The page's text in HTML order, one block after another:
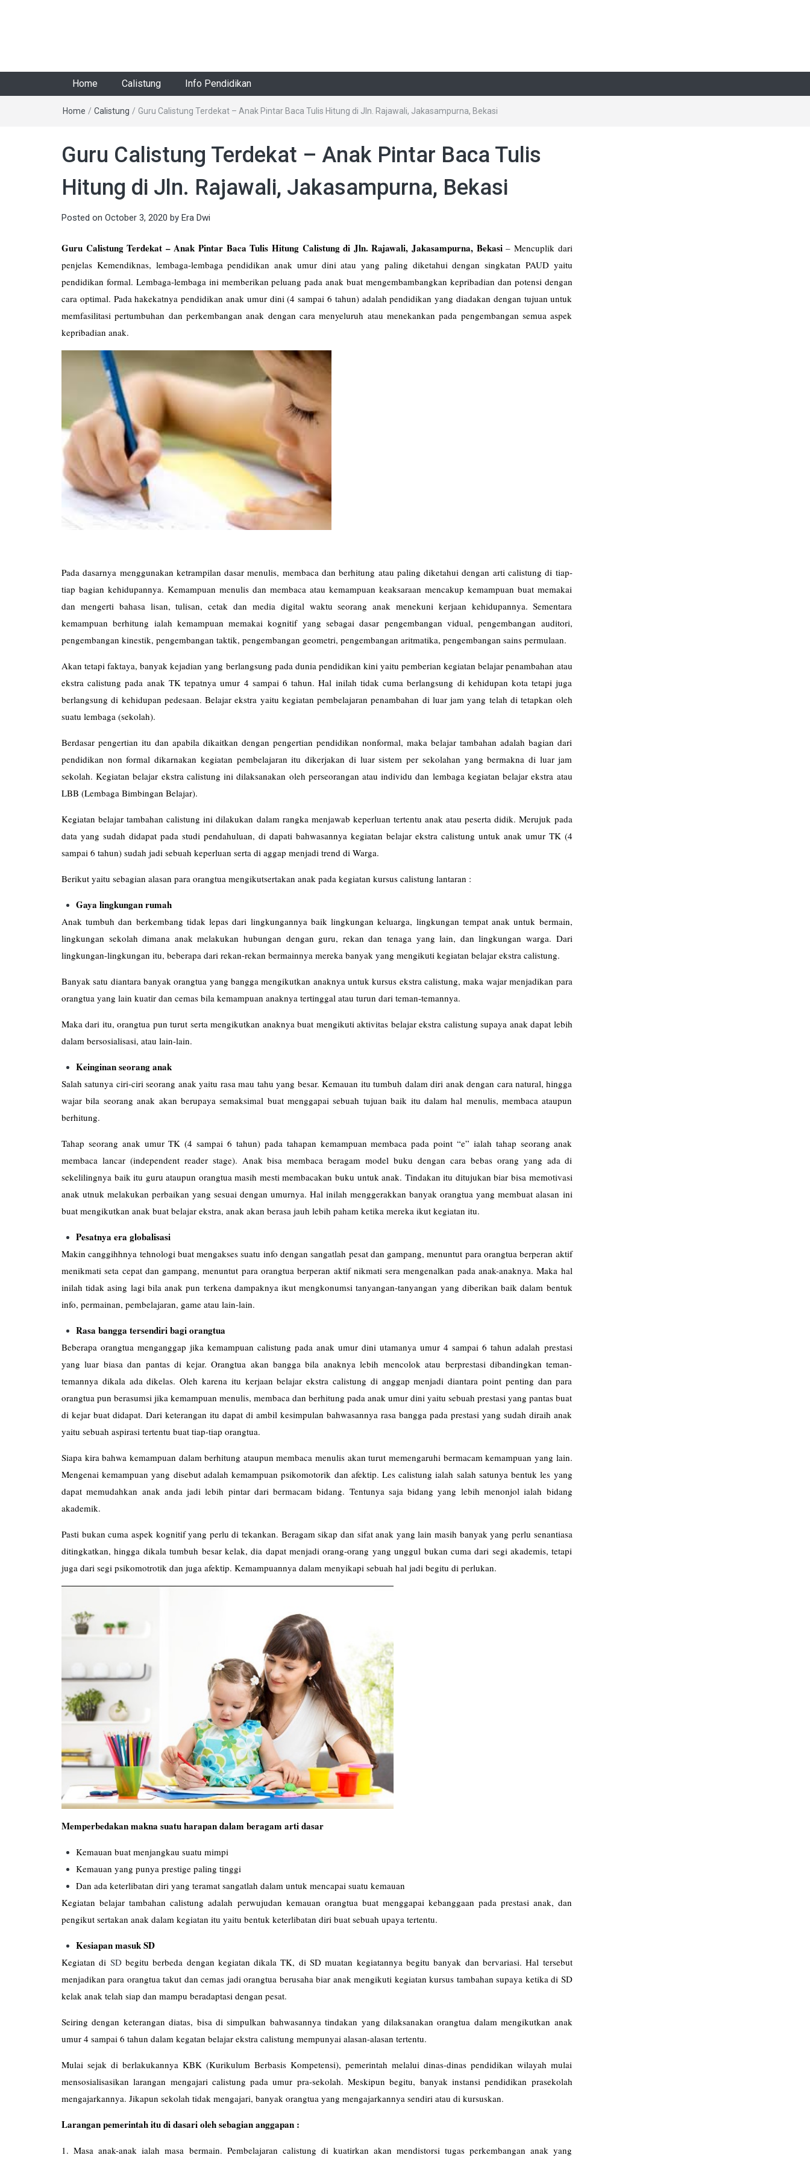
Home Calistung Info Pendidikan
Home / Calistung / Guru Calistung Terdekat – Anak Pintar Baca Tulis Hitung di Jln. Rajawali, Jakasampurna, Bekasi
Guru Calistung Terdekat – Anak Pintar Baca Tulis
Hitung di Jln. Rajawali, Jakasampurna, Bekasi
Posted on October 3, 2020 by Era Dwi
Guru Calistung Terdekat – Anak Pintar Baca Tulis Hitung Calistung di Jln. Rajawali, Jakasampurna, Bekasi– Mencuplik dari
penjelas Kemendiknas, lembaga-lembaga pendidikan anak umur dini atau yang paling diketahui dengan singkatan PAUD yaitu
pendidikan formal. Lembaga-lembaga ini memberikan peluang pada anak buat mengembambangkan kepribadian dan potensi dengan
cara optimal. Pada hakekatnya pendidikan anak umur dini (4 sampai 6 tahun) adalah pendidikan yang diadakan dengan tujuan untuk
memfasilitasi pertumbuhan dan perkembangan anak dengan cara menyeluruh atau menekankan pada pengembangan semua aspek
kepribadian anak.
Pada dasarnya menggunakan ketrampilan dasar menulis, membaca dan berhitung atau paling diketahui dengan arti calistung di tiap-
tiap bagian kehidupannya. Kemampuan menulis dan membaca atau kemampuan keaksaraan mencakup kemampuan buat memakai
dan mengerti bahasa lisan, tulisan, cetak dan media digital waktu seorang anak menekuni kerjaan kehidupannya. Sementara
kemampuan berhitung ialah kemampuan memakai kognitif yang sebagai dasar pengembangan vidual, pengembangan auditori,
pengembangan kinestik, pengembangan taktik, pengembangan geometri, pengembangan aritmatika, pengembangan sains permulaan.
Akan tetapi faktaya, banyak kejadian yang berlangsung pada dunia pendidikan kini yaitu pemberian kegiatan belajar penambahan atau
ekstra calistung pada anak TK tepatnya umur 4 sampai 6 tahun. Hal inilah tidak cuma berlangsung di kehidupan kota tetapi juga
berlangsung di kehidupan pedesaan. Belajar ekstra yaitu kegiatan pembelajaran penambahan di luar jam yang telah di tetapkan oleh
suatu lembaga (sekolah).
Berdasar pengertian itu dan apabila dikaitkan dengan pengertian pendidikan nonformal, maka belajar tambahan adalah bagian dari
pendidikan non formal dikarnakan kegiatan pembelajaran itu dikerjakan di luar sistem per sekolahan yang bermakna di luar jam
sekolah. Kegiatan belajar ekstra calistung ini dilaksanakan oleh perseorangan atau individu dan lembaga kegiatan belajar ekstra atau
LBB (Lembaga Bimbingan Belajar).
Kegiatan belajar tambahan calistung ini dilakukan dalam rangka menjawab keperluan tertentu anak atau peserta didik. Merujuk pada
data yang sudah didapat pada studi pendahuluan, di dapati bahwasannya kegiatan belajar ekstra calistung untuk anak umur TK (4
sampai 6 tahun) sudah jadi sebuah keperluan serta di aggap menjadi trend di Warga.
Berikut yaitu sebagian alasan para orangtua mengikutsertakan anak pada kegiatan kursus calistung lantaran :
Gaya lingkungan rumah
Anak tumbuh dan berkembang tidak lepas dari lingkungannya baik lingkungan keluarga, lingkungan tempat anak untuk bermain,
lingkungan sekolah dimana anak melakukan hubungan dengan guru, rekan dan tenaga yang lain, dan lingkungan warga. Dari
lingkungan-lingkungan itu, beberapa dari rekan-rekan bermainnya mereka banyak yang mengikuti kegiatan belajar ekstra calistung.
Banyak satu diantara banyak orangtua yang bangga mengikutkan anaknya untuk kursus ekstra calistung, maka wajar menjadikan para
orangtua yang lain kuatir dan cemas bila kemampuan anaknya tertinggal atau turun dari teman-temannya.
Maka dari itu, orangtua pun turut serta mengikutkan anaknya buat mengikuti aktivitas belajar ekstra calistung supaya anak dapat lebih
dalam bersosialisasi, atau lain-lain.
Keinginan seorang anak
Salah satunya ciri-ciri seorang anak yaitu rasa mau tahu yang besar. Kemauan itu tumbuh dalam diri anak dengan cara natural, hingga
wajar bila seorang anak akan berupaya semaksimal buat menggapai sebuah tujuan baik itu dalam hal menulis, membaca ataupun
berhitung.
Tahap seorang anak umur TK (4 sampai 6 tahun) pada tahapan kemampuan membaca pada point “e” ialah tahap seorang anak
membaca lancar (independent reader stage). Anak bisa membaca beragam model buku dengan cara bebas orang yang ada di
sekelilingnya baik itu guru ataupun orangtua masih mesti membacakan buku untuk anak. Tindakan itu ditujukan biar bisa memotivasi
anak utnuk melakukan perbaikan yang sesuai dengan umurnya. Hal inilah menggerakkan banyak orangtua yang membuat alasan ini
buat mengikutkan anak buat belajar ekstra, anak akan berasa jauh lebih paham ketika mereka ikut kegiatan itu.
Pesatnya era globalisasi
Makin canggihhnya tehnologi buat mengakses suatu info dengan sangatlah pesat dan gampang, menuntut para orangtua berperan aktif
menikmati seta cepat dan gampang, menuntut para orangtua berperan aktif nikmati sera mengenalkan pada anak-anaknya. Maka hal
inilah tidak asing lagi bila anak pun terkena dampaknya ikut mengkonumsi tanyangan-tanyangan yang diberikan baik dalam bentuk
info, permainan, pembelajaran, game atau lain-lain.
Rasa bangga tersendiri bagi orangtua
Beberapa orangtua menganggap jika kemampuan calistung pada anak umur dini utamanya umur 4 sampai 6 tahun adalah prestasi
yang luar biasa dan pantas di kejar. Orangtua akan bangga bila anaknya lebih mencolok atau berprestasi dibandingkan teman-
temannya dikala ada dikelas. Oleh karena itu kerjaan belajar ekstra calistung di anggap menjadi diantara point penting dan para
orangtua pun berasumsi jika kemampuan menulis, membaca dan berhitung pada anak umur dini yaitu sebuah prestasi yang pantas buat
di kejar buat didapat. Dari keterangan itu dapat di ambil kesimpulan bahwasannya rasa bangga pada prestasi yang sudah diraih anak
yaitu sebuah aspirasi tertentu buat tiap-tiap orangtua.
Siapa kira bahwa kemampuan dalam berhitung ataupun membaca menulis akan turut memengaruhi bermacam kemampuan yang lain.
Mengenai kemampuan yang disebut adalah kemampuan psikomotorik dan afektip. Lescalistung ialah salah satunya bentuk les yang
dapat memudahkan anak anda jadi lebih pintar dari bermacam bidang. Tentunya saja bidang yang lebih menonjol ialah bidang
akademik.
Pasti bukan cuma aspek kognitif yang perlu di tekankan. Beragam sikap dan sifat anak yang lain masih banyak yang perlu senantiasa
ditingkatkan, hingga dikala tumbuh besar kelak, dia dapat menjadi orang-orang yang unggul bukan cuma dari segi akademis, tetapi
juga dari segi psikomotrotik dan juga afektip. Kemampuannya dalam menyikapi sebuah hal jadi begitu di perlukan.
Memperbedakan makna suatu harapan dalam beragam arti dasar
Kemauan buat menjangkau suatu mimpi
Kemauan yang punya prestige paling tinggi
Dan ada keterlibatan diri yang teramat sangatlah dalam untuk mencapai suatu kemauan
Kegiatan belajar tambahan calistung adalah perwujudan kemauan orangtua buat menggapai kebanggaan pada prestasi anak, dan
pengikut sertakan anak dalam kegiatan itu yaitu bentuk keterlibatan diri buat sebuah upaya tertentu.
Kesiapan masuk SD
Kegiatan di SDbegitu berbeda dengan kegiatan dikala TK, di SD muatan kegiatannya begitu banyak dan bervariasi. Hal tersebut
menjadikan para orangtua takut dan cemas jadi orangtua berusaha biar anak mengikuti kegiatan kursus tambahan supaya ketika di SD
kelak anak telah siap dan mampu beradaptasi dengan pesat.
Seiring dengan keterangan diatas, bisa di simpulkan bahwasannya tindakan yang dilaksanakan orangtua dalam mengikutkan anak
umur 4 sampai 6 tahun dalam kegatan belajar ekstra calistung mempunyai alasan-alasan tertentu.
Mulai sejak di berlakukannya KBK (Kurikulum Berbasis Kompetensi), pemerintah melalui dinas-dinas pendidikan wilayah mulai
mensosialisasikan larangan mengajari calistung pada umur pra-sekolah. Meskipun begitu, banyak instansi pendidikan prasekolah
mengajarkannya. Jikapun sekolah tidak mengajari, banyak orangtua yang mengajarkannya sendiri atau di kursuskan.
Larangan pemerintah itu di dasari oleh sebagian anggapan :
1. Masa anak-anak ialah masa bermain. Pembelajaran calistung di kuatirkan akan mendistorsi tugas perkembangan anak yang